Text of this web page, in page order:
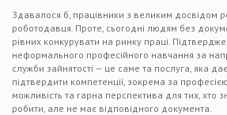
Здавалося б, працівники з великим досвідом
роботодавця. Проте, сьогодні людям без
рівних конкурувати на ринку праці.
неформального професійного навчання за
служби зайнятості — це саме та послуга, яка
підтвердити компетенції, зокрема за
можливість та гарна перспектива для тих, хто
робити, але не має відповідного документа.